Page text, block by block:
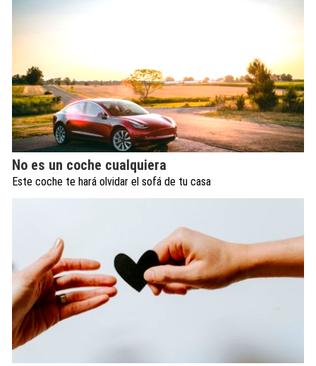
No es un coche cualquiera
Este coche te hará olvidar el sofá de tu casa